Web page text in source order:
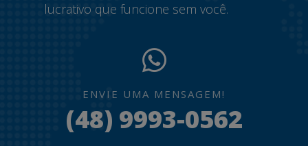
lucrativo que funcione sem você.
ENVIE UMA MENSAGEM!
(48) 9993-0562